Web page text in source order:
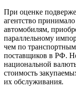
При оценке
агентство
автомобилям,
параллельному
чем по
поставщиков в РФ.
национальной
стоимость
их обслуживания.